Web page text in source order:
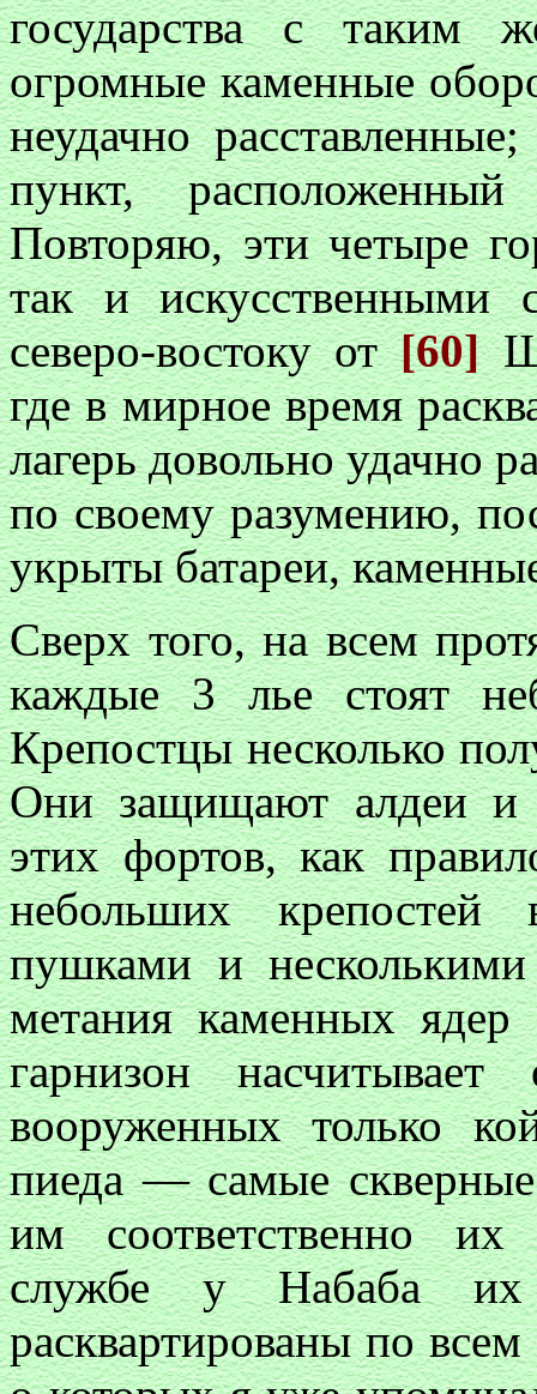
государства с таким
огромные каменные
неудачно
пункт,
Повторяю, эти четыре
так и искусственными
северо-востоку от[60]
где в мирное время
лагерь довольно удачно
по своему разумению,
укрыты батареи,
Сверх того, на всем
каждые 3 лье стоят
Крепостцы несколько
Они защищают алдеи и
этих фортов, как
небольших
пушками и
метания каменных ядер
гарнизон
вооруженных только
пиеда — самые
им соответственно
службе у Набаба
расквартированы по